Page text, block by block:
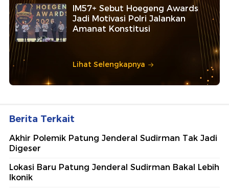
IM57+ Sebut Hoegeng Awards
Jadi Motivasi Polri Jalankan
Amanat Konstitusi
Lihat Selengkapnya
Berita Terkait
Akhir Polemik Patung Jenderal Sudirman Tak Jadi
Digeser
Lokasi Baru Patung Jenderal Sudirman Bakal Lebih
Ikonik